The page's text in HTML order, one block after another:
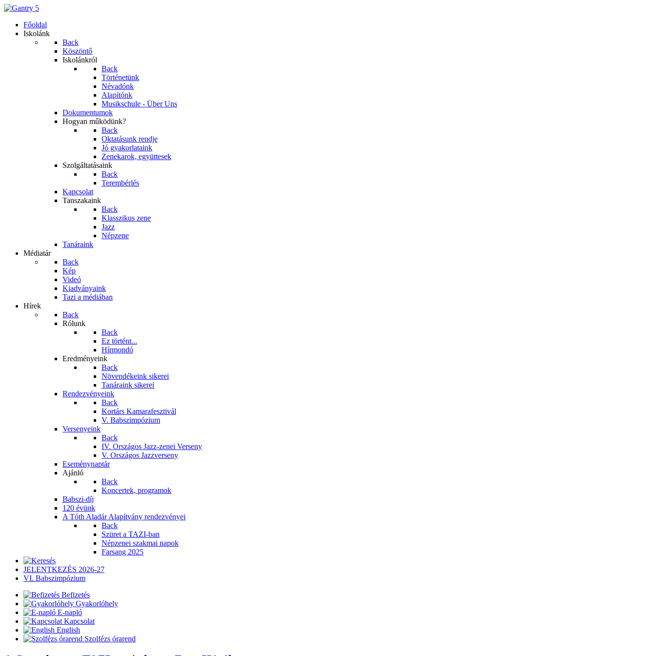
Főoldal
Iskolánk
Back
Köszöntő
Iskolánkról
Back
Történetünk
Névadónk
Alapítónk
Musikschule - Über Uns
Dokumentumok
Hogyan működünk?
Back
Oktatásunk rendje
Jó gyakorlataink
Zenekarok, együttesek
Szolgáltatásaink
Back
Terembérlés
Kapcsolat
Tanszakaink
Back
Klasszikus zene
Jazz
Népzene
Tanáraink
Médiatár
Back
Kép
Videó
Kiadványaink
Tazi a médiában
Hírek
Back
Rólunk
Back
Ez történt...
Hírmondó
Eredményeink
Back
Növendékeink sikerei
Tanáraink sikerei
Rendezvényeink
Back
Kortárs Kamarafesztivál
V. Babszimpózium
Versenyeink
Back
IV. Országos Jazz-zenei Verseny
V. Országos Jazzverseny
Eseménynaptár
Ajánló
Back
Koncertek, programok
Babszi-díj
120 évünk
A Tóth Aladár Alapítvány rendezvényei
Back
Szüret a TAZI-ban
Népzenei szakmai napok
Farsang 2025
JELENTKEZÉS 2026-27
VI. Babszimpózium
Befizetés
Gyakorlóhely
E-napló
Kapcsolat
English
Szolfézs órarend